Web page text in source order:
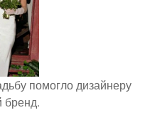
помогло дизайнеру
бренд.